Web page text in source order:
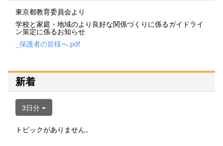
東京都教育委員会より
学校と家庭・地域のより良好な関係づくりに係るガイドライ
ン策定に係るお知らせ
_保護者の皆様へ.pdf
新着
3日分
トピックがありません。